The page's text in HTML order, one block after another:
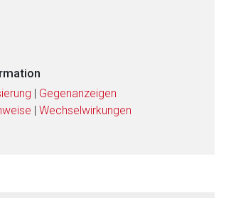
| Gegenanzeigen
| Wechselwirkungen